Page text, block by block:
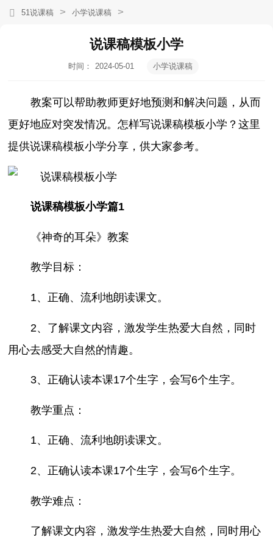
51说课稿 > 小学说课稿 >
说课稿模板小学
时间：
2024-05-01
小学说课稿
教案可以帮助教师更好地预测和解决问题，从而
更好地应对突发情况。怎样写说课稿模板小学？这里
提供说课稿模板小学分享，供大家参考。
说课稿模板小学篇1
《神奇的耳朵》教案
教学目标：
1、正确、流利地朗读课文。
2、了解课文内容，激发学生热爱大自然，同时
用心去感受大自然的情趣。
3、正确认读本课17个生字，会写6个生字。
教学重点：
1、正确、流利地朗读课文。
2、正确认读本课17个生字，会写6个生字。
教学难点：
了解课文内容，激发学生热爱大自然，同时用心